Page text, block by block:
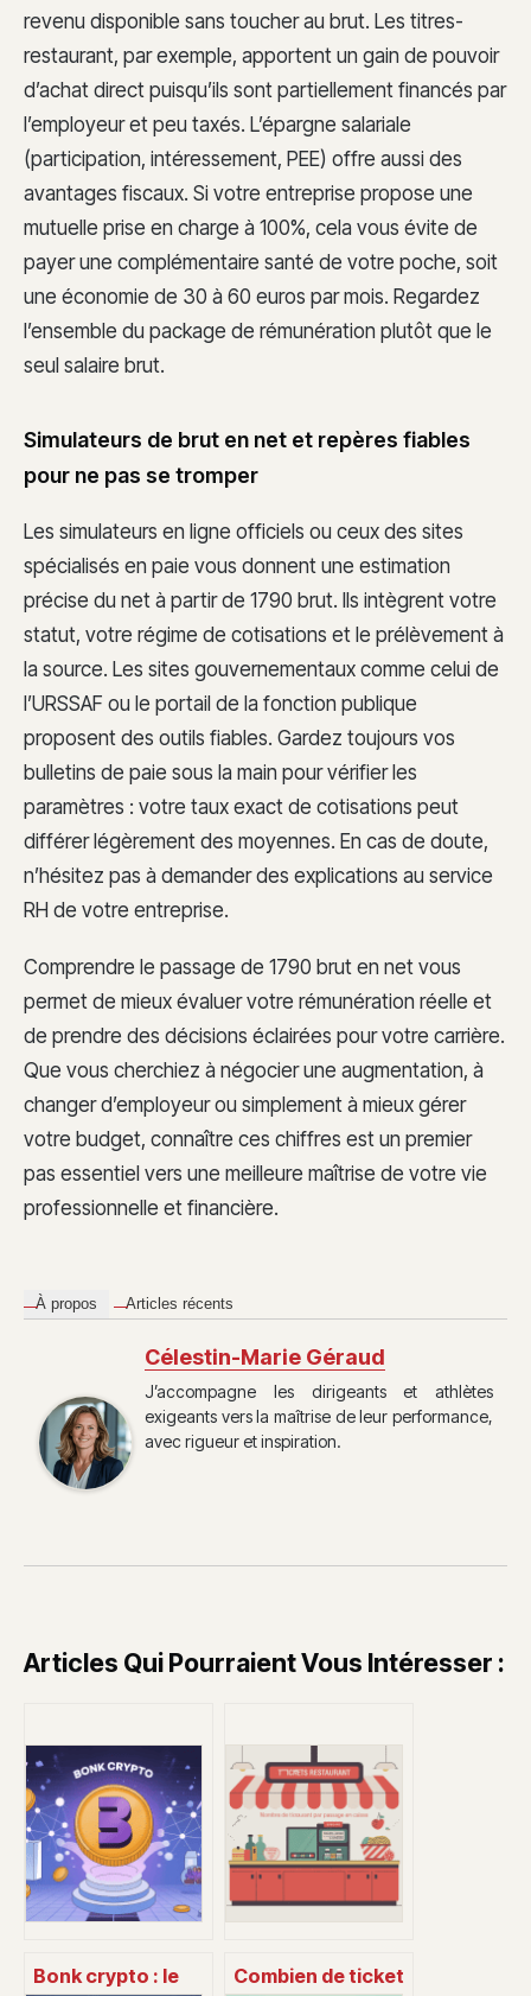
revenu disponible sans toucher au brut. Les titres-
restaurant, par exemple, apportent un gain de pouvoir
d’achat direct puisqu’ils sont partiellement financés par
l’employeur et peu taxés. L’épargne salariale
(participation, intéressement, PEE) offre aussi des
avantages fiscaux. Si votre entreprise propose une
mutuelle prise en charge à 100%, cela vous évite de
payer une complémentaire santé de votre poche, soit
une économie de 30 à 60 euros par mois. Regardez
l’ensemble du package de rémunération plutôt que le
seul salaire brut.
Simulateurs de brut en net et repères fiables
pour ne pas se tromper
Les simulateurs en ligne officiels ou ceux des sites
spécialisés en paie vous donnent une estimation
précise du net à partir de 1790 brut. Ils intègrent votre
statut, votre régime de cotisations et le prélèvement à
la source. Les sites gouvernementaux comme celui de
l’URSSAF ou le portail de la fonction publique
proposent des outils fiables. Gardez toujours vos
bulletins de paie sous la main pour vérifier les
paramètres : votre taux exact de cotisations peut
différer légèrement des moyennes. En cas de doute,
n’hésitez pas à demander des explications au service
RH de votre entreprise.
Comprendre le passage de 1790 brut en net vous
permet de mieux évaluer votre rémunération réelle et
de prendre des décisions éclairées pour votre carrière.
Que vous cherchiez à négocier une augmentation, à
changer d’employeur ou simplement à mieux gérer
votre budget, connaître ces chiffres est un premier
pas essentiel vers une meilleure maîtrise de votre vie
professionnelle et financière.
À propos Articles récents
Célestin-Marie Géraud
J’accompagne les dirigeants et athlètes
exigeants vers la maîtrise de leur performance,
avec rigueur et inspiration.
Articles Qui Pourraient Vous Intéresser :
Bonk crypto : le
Combien de ticket